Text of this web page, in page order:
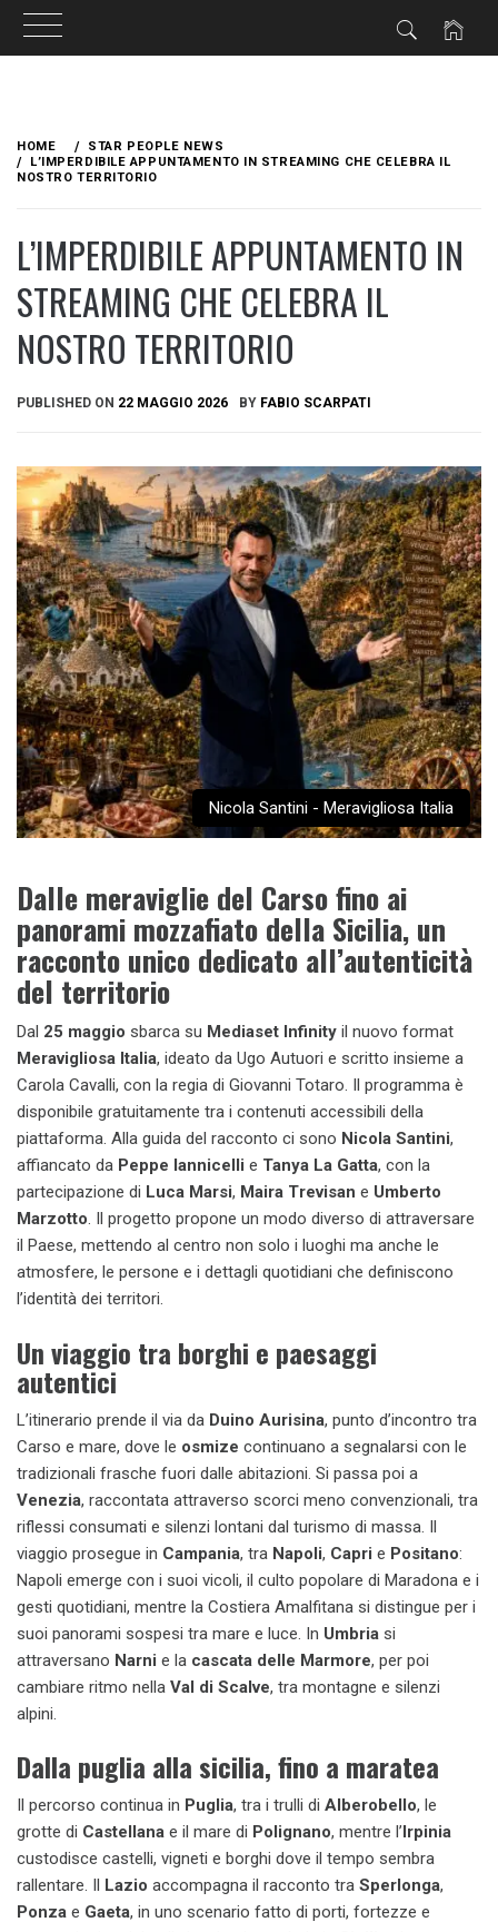
content
HOME
STAR PEOPLE NEWS
L’IMPERDIBILE APPUNTAMENTO IN STREAMING CHE CELEBRA IL
NOSTRO TERRITORIO
L’IMPERDIBILE APPUNTAMENTO IN
STREAMING CHE CELEBRA IL
NOSTRO TERRITORIO
PUBLISHED ON 22 MAGGIO 2026 BY FABIO SCARPATI
Nicola Santini - Meravigliosa Italia
Dalle meraviglie del Carso fino ai
panorami mozzafiato della Sicilia, un
racconto unico dedicato all’autenticità
del territorio
Dal 25 maggio sbarca su Mediaset Infinity il nuovo format
Meravigliosa Italia, ideato da Ugo Autuori e scritto insieme a
Carola Cavalli, con la regia di Giovanni Totaro. Il programma è
disponibile gratuitamente tra i contenuti accessibili della
piattaforma. Alla guida del racconto ci sono Nicola Santini,
affiancato da Peppe Iannicelli e Tanya La Gatta, con la
partecipazione di Luca Marsi, Maira Trevisan e Umberto
Marzotto. Il progetto propone un modo diverso di attraversare
il Paese, mettendo al centro non solo i luoghi ma anche le
atmosfere, le persone e i dettagli quotidiani che definiscono
l’identità dei territori.
Un viaggio tra borghi e paesaggi
autentici
L’itinerario prende il via da Duino Aurisina, punto d’incontro tra
Carso e mare, dove le osmize continuano a segnalarsi con le
tradizionali frasche fuori dalle abitazioni. Si passa poi a
Venezia, raccontata attraverso scorci meno convenzionali, tra
riflessi consumati e silenzi lontani dal turismo di massa. Il
viaggio prosegue in Campania, tra Napoli, Capri e Positano:
Napoli emerge con i suoi vicoli, il culto popolare di Maradona e i
gesti quotidiani, mentre la Costiera Amalfitana si distingue per i
suoi panorami sospesi tra mare e luce. In Umbria si
attraversano Narni e la cascata delle Marmore, per poi
cambiare ritmo nella Val di Scalve, tra montagne e silenzi
alpini.
Dalla puglia alla sicilia, fino a maratea
Il percorso continua in Puglia, tra i trulli di Alberobello, le
grotte di Castellana e il mare di Polignano, mentre l’ Irpinia
custodisce castelli, vigneti e borghi dove il tempo sembra
rallentare. Il
Lazio accompagna il racconto tra Sperlonga,
Ponza e Gaeta, in uno scenario fatto di porti, fortezze e